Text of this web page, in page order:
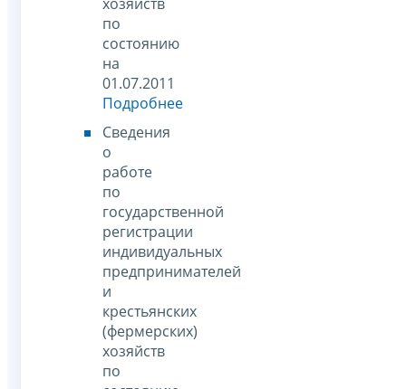
по
состоянию
на
01.07.2011
Подробнее
Сведения
о
работе
по
государственной
регистрации
индивидуальных
предпринимателей
и
крестьянских
(фермерских)
хозяйств
по